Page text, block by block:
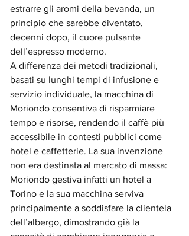
estrarre gli aromi della bevanda, un
principio che sarebbe diventato,
decenni dopo, il cuore pulsante
dell’espresso moderno.
A differenza dei metodi tradizionali,
basati su lunghi tempi di infusione e
servizio individuale, la macchina di
Moriondo consentiva di risparmiare
tempo e risorse, rendendo il caffè più
accessibile in contesti pubblici come
hotel e caffetterie. La sua invenzione
non era destinata al mercato di massa:
Moriondo gestiva infatti un hotel a
Torino e la sua macchina serviva
principalmente a soddisfare la clientela
dell’albergo, dimostrando già la